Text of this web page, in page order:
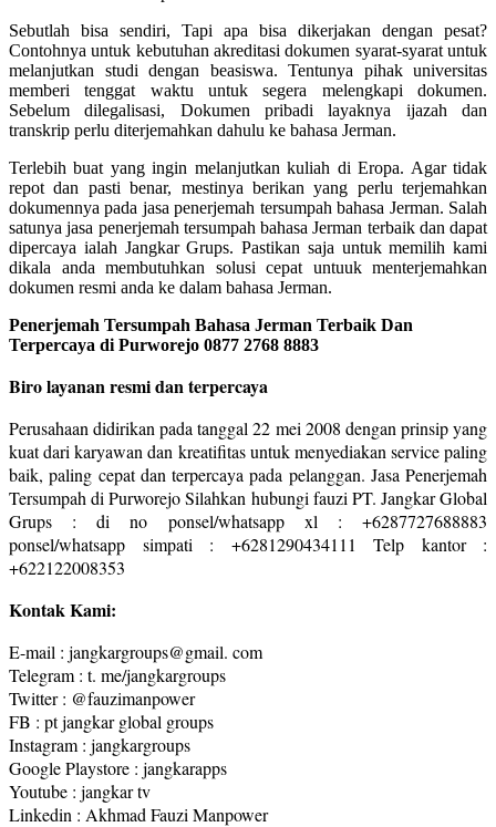
Sebutlah bisa sendiri, Tapi apa bisa dikerjakan dengan pesat?
Contohnya untuk kebutuhan akreditasi dokumen syarat-syarat untuk
melanjutkan studi dengan beasiswa. Tentunya pihak universitas
memberi tenggat waktu untuk segera melengkapi dokumen.
Sebelum dilegalisasi, Dokumen pribadi layaknya ijazah dan
transkrip perlu diterjemahkan dahulu ke bahasa Jerman.
Terlebih buat yang ingin melanjutkan kuliah di Eropa. Agar tidak
repot dan pasti benar, mestinya berikan yang perlu terjemahkan
dokumennya pada jasa penerjemah tersumpah bahasa Jerman. Salah
satunya jasa penerjemah tersumpah bahasa Jerman terbaik dan dapat
dipercaya ialah Jangkar Grups. Pastikan saja untuk memilih kami
dikala anda membutuhkan solusi cepat untuuk menterjemahkan
dokumen resmi anda ke dalam bahasa Jerman.
Penerjemah Tersumpah Bahasa Jerman Terbaik Dan
Terpercaya di Purworejo 0877 2768 8883
Biro layanan resmi dan terpercaya
Perusahaan didirikan pada tanggal 22 mei 2008 dengan prinsip yang
kuat dari karyawan dan kreatifitas untuk menyediakan service paling
baik, paling cepat dan terpercaya pada pelanggan. Jasa Penerjemah
Tersumpah di Purworejo Silahkan hubungi fauzi PT. Jangkar Global
Grups : di no ponsel/whatsapp xl : +6287727688883
ponsel/whatsapp simpati : +6281290434111 Telp kantor :
+622122008353
Kontak Kami:
E-mail : jangkargroups@gmail. com
Telegram : t. me/jangkargroups
Twitter : @fauzimanpower
FB : pt jangkar global groups
Instagram : jangkargroups
Google Playstore : jangkarapps
Youtube : jangkar tv
Linkedin : Akhmad Fauzi Manpower